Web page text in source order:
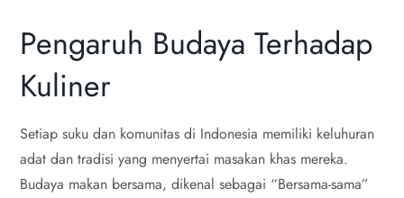
Pengaruh Budaya Terhadap
Kuliner
Setiap suku dan komunitas di Indonesia memiliki keluhuran
adat dan tradisi yang menyertai masakan khas mereka.
Budaya makan bersama, dikenal sebagai “Bersama-sama”